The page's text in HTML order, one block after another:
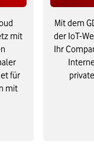
mit
für
mit
Mit dem
der IoT-
Ihr